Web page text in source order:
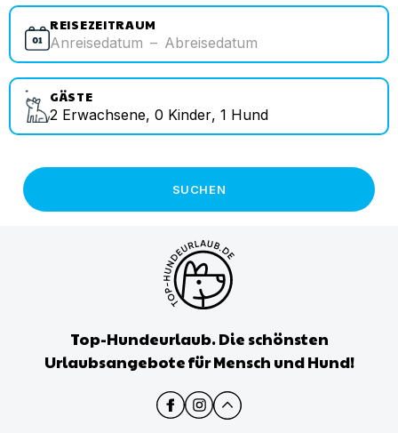
REISEZEITRAUM
Anreisedatum – Abreisedatum
GÄSTE
2 Erwachsene, 0 Kinder, 1 Hund
SUCHEN
Top-Hundeurlaub. Die schönsten
Urlaubsangebote für Mensch und Hund!